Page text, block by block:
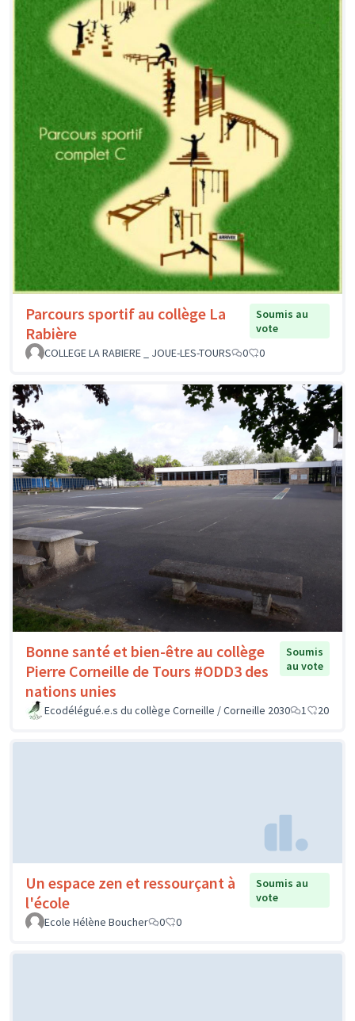
Parcours sportif au collège La
Rabière
Soumis au
vote
COLLEGE LA RABIERE _ JOUE-LES-TOURS
0 0
Bonne santé et bien-être au collège
Pierre Corneille de Tours #ODD3 des
nations unies
Soumis
au vote
Ecodélégué.e.s du collège Corneille / Corneille 2030 1 20
Un espace zen et ressourçant à
l'école
Soumis au
vote
Ecole Hélène Boucher
0 0